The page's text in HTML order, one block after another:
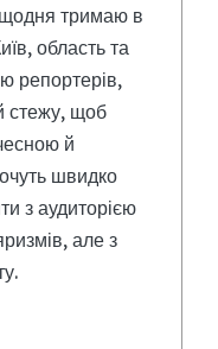
щодня тримаю в
область та
репортерів,
стежу, щоб
й
швидко
з аудиторією
але з